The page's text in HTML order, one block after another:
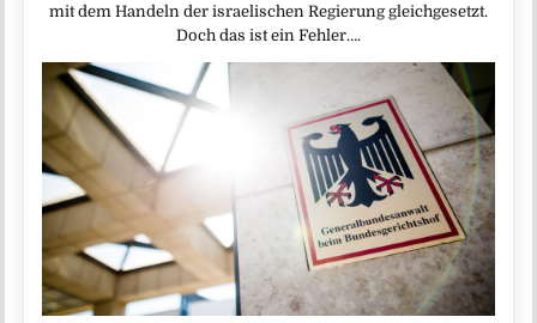
mit dem Handeln der israelischen Regierung gleichgesetzt.
Doch das ist ein Fehler….